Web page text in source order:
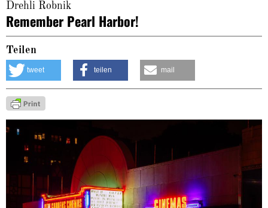
Drehli Robnik
Remember Pearl Harbor!
Teilen
tweet teilen mail